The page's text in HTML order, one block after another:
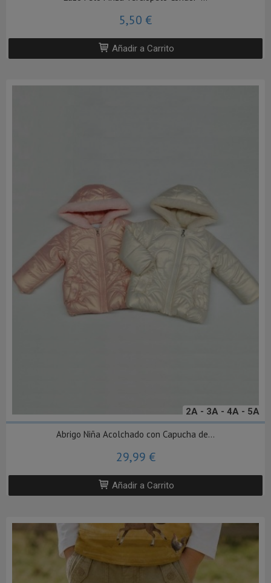
5,50 €
Añadir a Carrito
2A - 3A - 4A - 5A
Abrigo Niña Acolchado con Capucha de...
29,99 €
Añadir a Carrito